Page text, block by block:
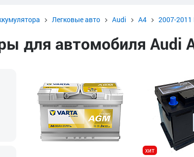
Легковые авто Audi A4 2007-2011
для автомобиля Audi
хит